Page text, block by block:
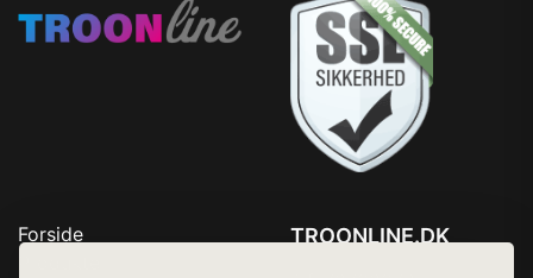
Forside
TROONLINE.DK